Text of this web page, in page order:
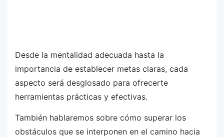
Desde la mentalidad adecuada hasta la
importancia de establecer metas claras, cada
aspecto será desglosado para ofrecerte
herramientas prácticas y efectivas.
También hablaremos sobre cómo superar los
obstáculos que se interponen en el camino hacia